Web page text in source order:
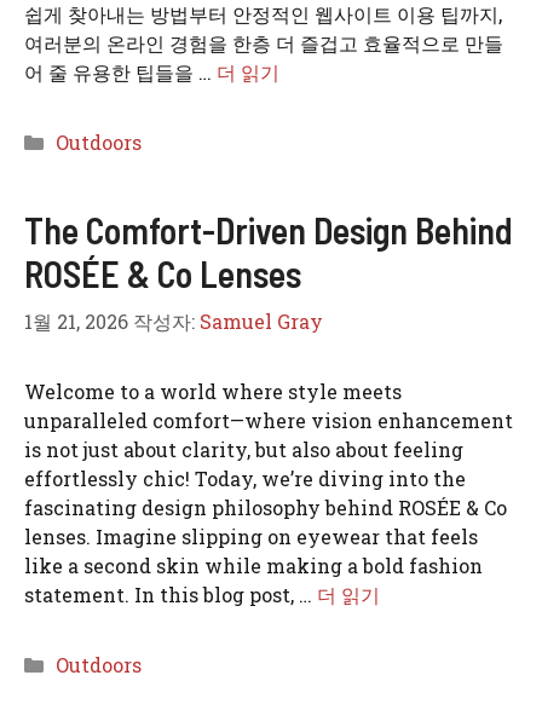
쉽게 찾아내는 방법부터 안정적인 웹사이트 이용 팁까지,
여러분의 온라인 경험을 한층 더 즐겁고 효율적으로 만들
어 줄 유용한 팁들을 … 더 읽기
카
리
Outdoors
The Comfort-Driven Design Behind
ROSÉE & Co Lenses
1월 21, 2026 작성자: Samuel Gray
Welcome to a world where style meets
unparalleled comfort—where vision enhancement
is not just about clarity, but also about feeling
effortlessly chic! Today, we’re diving into the
fascinating design philosophy behind ROSÉE & Co
lenses. Imagine slipping on eyewear that feels
like a second skin while making a bold fashion
statement. In this blog post, … 더 읽기
카
Outdoors